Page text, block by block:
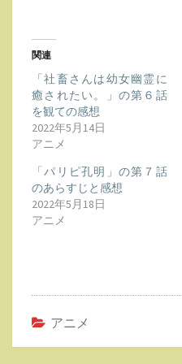
関連
「社畜さんは幼女幽霊に
癒されたい。」の第６話
を観ての感想
2022年5月14日
アニメ
「パリピ孔明」の第７話
のあらすじと感想
2022年5月18日
アニメ
アニメ